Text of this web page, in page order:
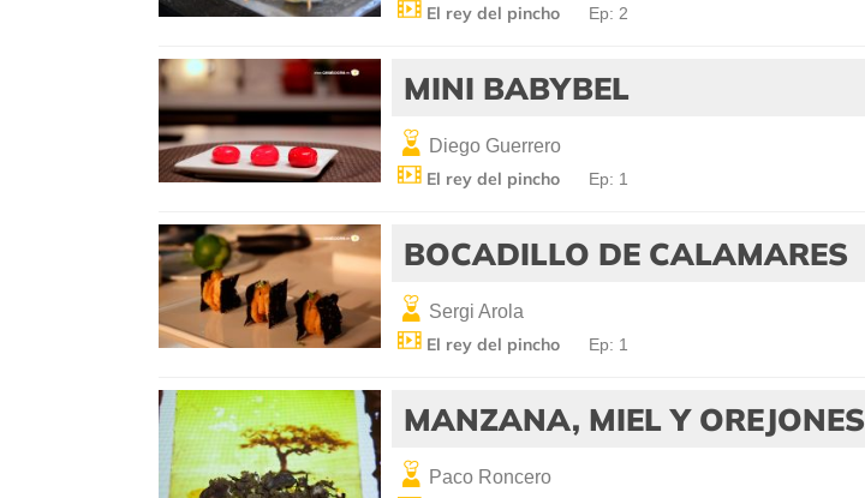
El rey del pincho Ep: 2
MINI BABYBEL
Diego Guerrero
El rey del pincho Ep: 1
BOCADILLO DE CALAMARES
Sergi Arola
El rey del pincho Ep: 1
MANZANA, MIEL Y OREJONES
Paco Roncero